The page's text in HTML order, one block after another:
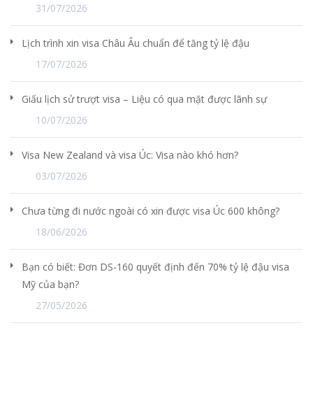
31/07/2026
Lịch trình xin visa Châu Âu chuẩn để tăng tỷ lệ đậu
17/07/2026
Giấu lịch sử trượt visa – Liệu có qua mặt được lãnh sự
10/07/2026
Visa New Zealand và visa Úc: Visa nào khó hơn?
03/07/2026
Chưa từng đi nước ngoài có xin được visa Úc 600 không?
18/06/2026
Bạn có biết: Đơn DS-160 quyết định đến 70% tỷ lệ đậu visa
Mỹ của bạn?
27/05/2026